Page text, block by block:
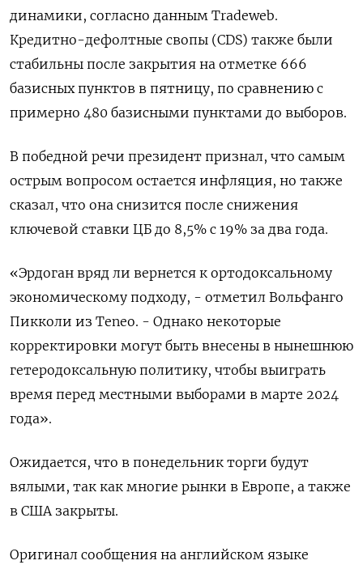
динамики, согласно данным Tradeweb.
Кредитно-дефолтные свопы (CDS) также были
стабильны после закрытия на отметке 666
базисных пунктов в пятницу, по сравнению с
примерно 480 базисными пунктами до выборов.
В победной речи президент признал, что самым
острым вопросом остается инфляция, но также
сказал, что она снизится после снижения
ключевой ставки ЦБ до 8,5% с 19% за два года.
«Эрдоган вряд ли вернется к ортодоксальному
экономическому подходу, - отметил Вольфанго
Пикколи из Teneo. - Однако некоторые
корректировки могут быть внесены в нынешнюю
гетеродоксальную политику, чтобы выиграть
время перед местными выборами в марте 2024
года».
Ожидается, что в понедельник торги будут
вялыми, так как многие рынки в Европе, а также
в США закрыты.
Оригинал сообщения на английском языке